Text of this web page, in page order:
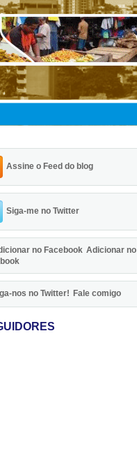
Assine o Feed do blog
Siga-me no Twitter
Adicionar no
Fale comigo